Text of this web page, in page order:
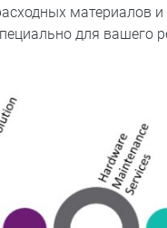
материалов и
для вашего